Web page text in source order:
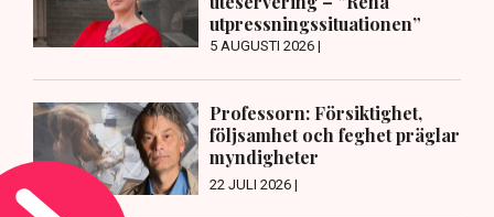
utpressningssituationen”
5 AUGUSTI 2026 |
Professorn: Försiktighet,
följsamhet och feghet präglar
myndigheter
22 JULI 2026 |